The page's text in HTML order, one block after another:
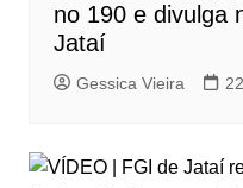
no 190 e divulga
Jataí
Gessica Vieira